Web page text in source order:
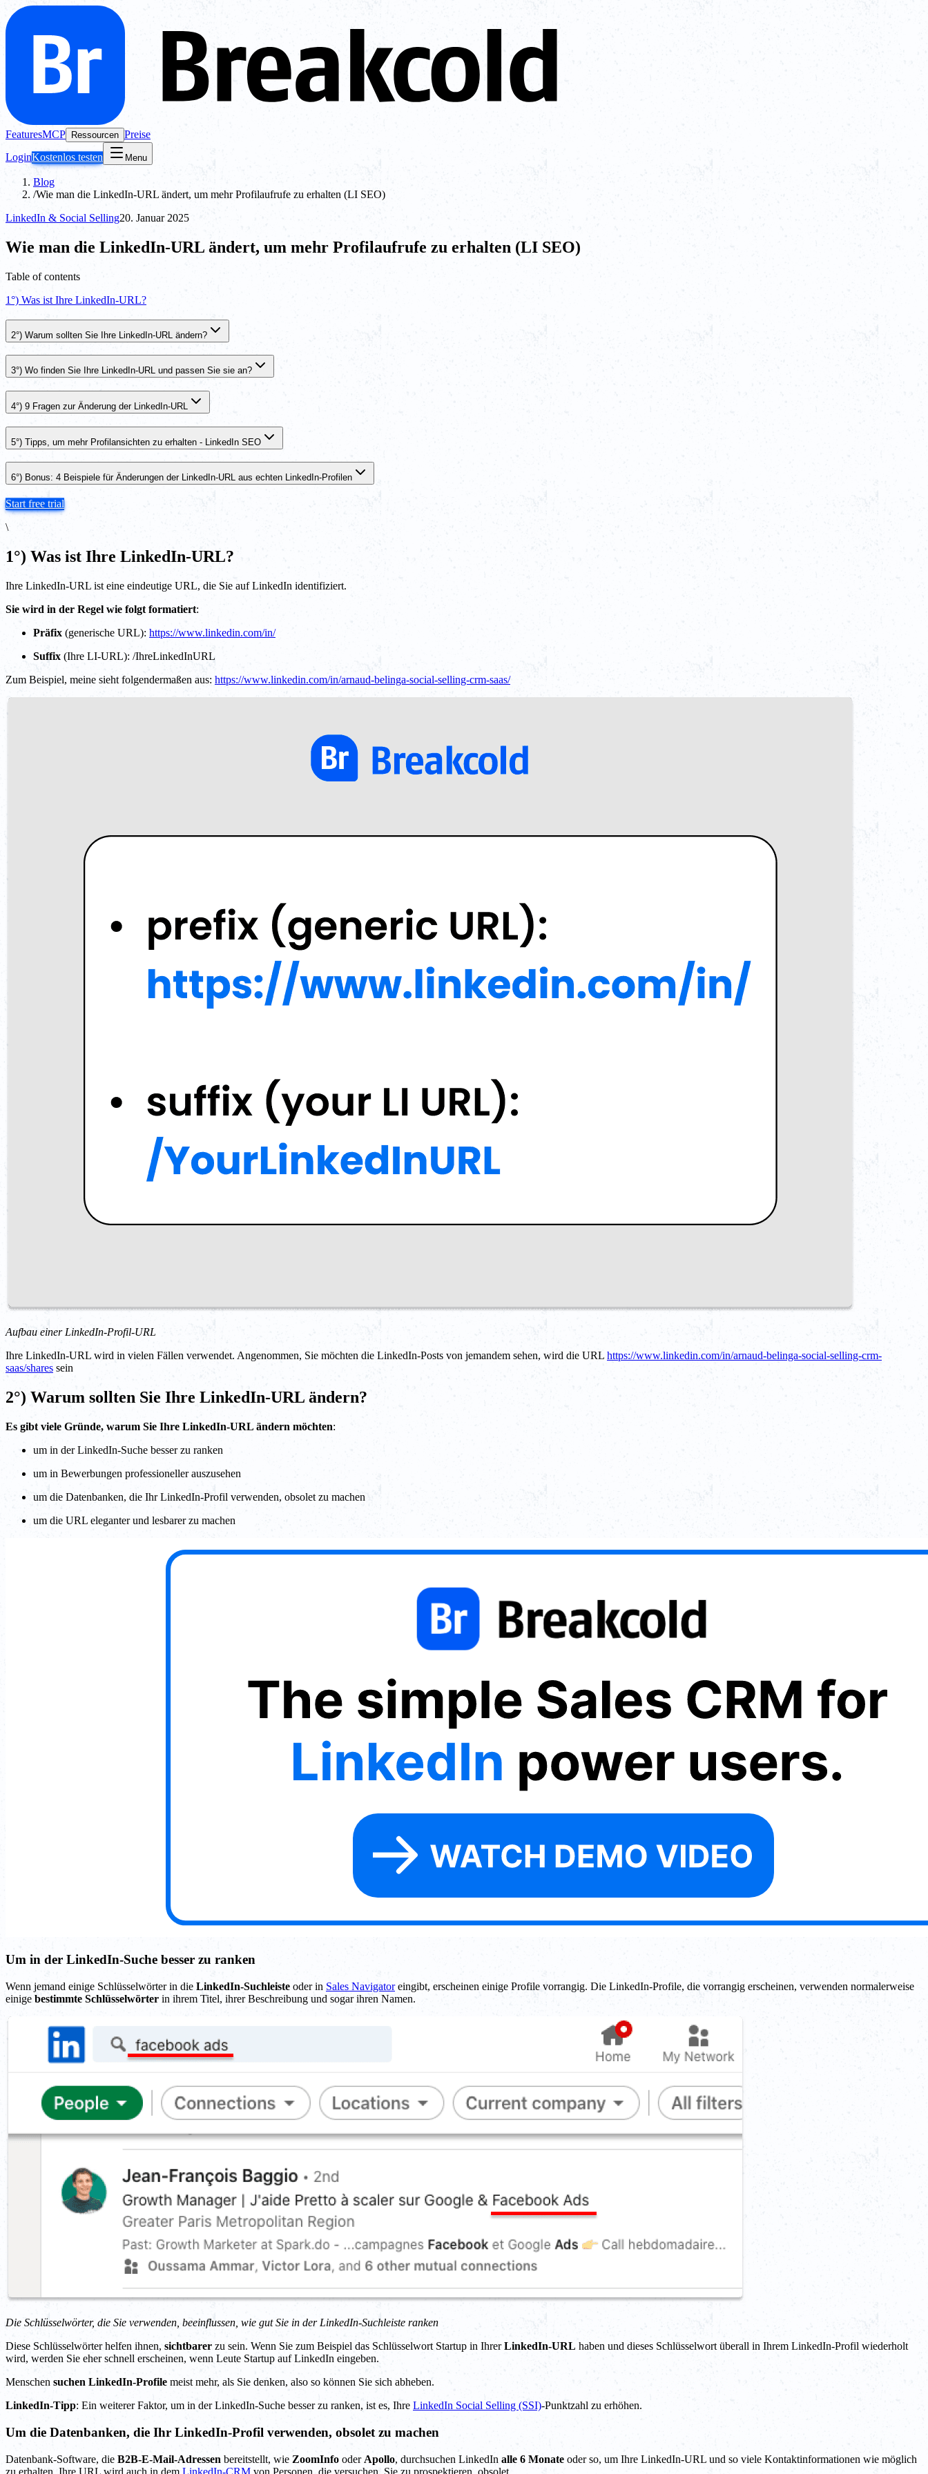
FeaturesMCP Ressourcen Preise
LoginKostenlos testen Menu
Blog
/Wie man die LinkedIn-URL ändert, um mehr Profilaufrufe zu erhalten (LI SEO)
LinkedIn & Social Selling20. Januar 2025
Wie man die LinkedIn-URL ändert, um mehr Profilaufrufe zu erhalten (LI SEO)
Table of contents
1°) Was ist Ihre LinkedIn-URL?
2°) Warum sollten Sie Ihre LinkedIn-URL ändern?
3°) Wo finden Sie Ihre LinkedIn-URL und passen Sie sie an?
4°) 9 Fragen zur Änderung der LinkedIn-URL
5°) Tipps, um mehr Profilansichten zu erhalten - LinkedIn SEO
6°) Bonus: 4 Beispiele für Änderungen der LinkedIn-URL aus echten LinkedIn-Profilen
Start free trial
\
1°) Was ist Ihre LinkedIn-URL?
Ihre LinkedIn-URL ist eine eindeutige URL, die Sie auf LinkedIn identifiziert.
Sie wird in der Regel wie folgt formatiert:
Präfix (generische URL): https://www.linkedin.com/in/
Suffix (Ihre LI-URL): /IhreLinkedInURL
Zum Beispiel, meine sieht folgendermaßen aus: https://www.linkedin.com/in/arnaud-belinga-social-selling-crm-saas/
Aufbau einer LinkedIn-Profil-URL
Ihre LinkedIn-URL wird in vielen Fällen verwendet. Angenommen, Sie möchten die LinkedIn-Posts von jemandem sehen, wird die URL https://www.linkedin.com/in/arnaud-belinga-social-selling-crm-
saas/shares sein
2°) Warum sollten Sie Ihre LinkedIn-URL ändern?
Es gibt viele Gründe, warum Sie Ihre LinkedIn-URL ändern möchten:
um in der LinkedIn-Suche besser zu ranken
um in Bewerbungen professioneller auszusehen
um die Datenbanken, die Ihr LinkedIn-Profil verwenden, obsolet zu machen
um die URL eleganter und lesbarer zu machen
Um in der LinkedIn-Suche besser zu ranken
Wenn jemand einige Schlüsselwörter in die LinkedIn-Suchleiste oder in Sales Navigatoreingibt, erscheinen einige Profile vorrangig. Die LinkedIn-Profile, die vorrangig erscheinen, verwenden normalerweise
einige bestimmte Schlüsselwörter in ihrem Titel, ihrer Beschreibung und sogar ihren Namen.
Die Schlüsselwörter, die Sie verwenden, beeinflussen, wie gut Sie in der LinkedIn-Suchleiste ranken
Diese Schlüsselwörter helfen ihnen, sichtbarer zu sein. Wenn Sie zum Beispiel das Schlüsselwort Startup in IhrerLinkedIn-URL haben und dieses Schlüsselwort überall in Ihrem LinkedIn-Profil wiederholt
wird, werden Sie eher schnell erscheinen, wenn Leute Startup auf LinkedIn eingeben.
Menschen suchen LinkedIn-Profile meist mehr, als Sie denken, also so können Sie sich abheben.
LinkedIn-Tipp: Ein weiterer Faktor, um in der LinkedIn-Suche besser zu ranken, ist es, Ihre LinkedIn Social Selling (SSI)-Punktzahl zu erhöhen.
Um die Datenbanken, die Ihr LinkedIn-Profil verwenden, obsolet zu machen
Datenbank-Software, die B2B-E-Mail-Adressen bereitstellt, wie ZoomInfo oder Apollo, durchsuchen LinkedIn alle 6 Monate oder so, um Ihre LinkedIn-URL und so viele Kontaktinformationen wie möglich
zu erhalten. Ihre URL wird auch in dem LinkedIn-CRM von Personen, die versuchen, Sie zu prospektieren, obsolet.